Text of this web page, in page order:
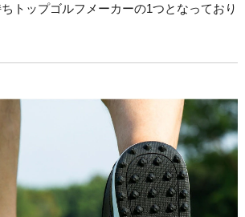
トップゴルフメーカーの1つとなっており